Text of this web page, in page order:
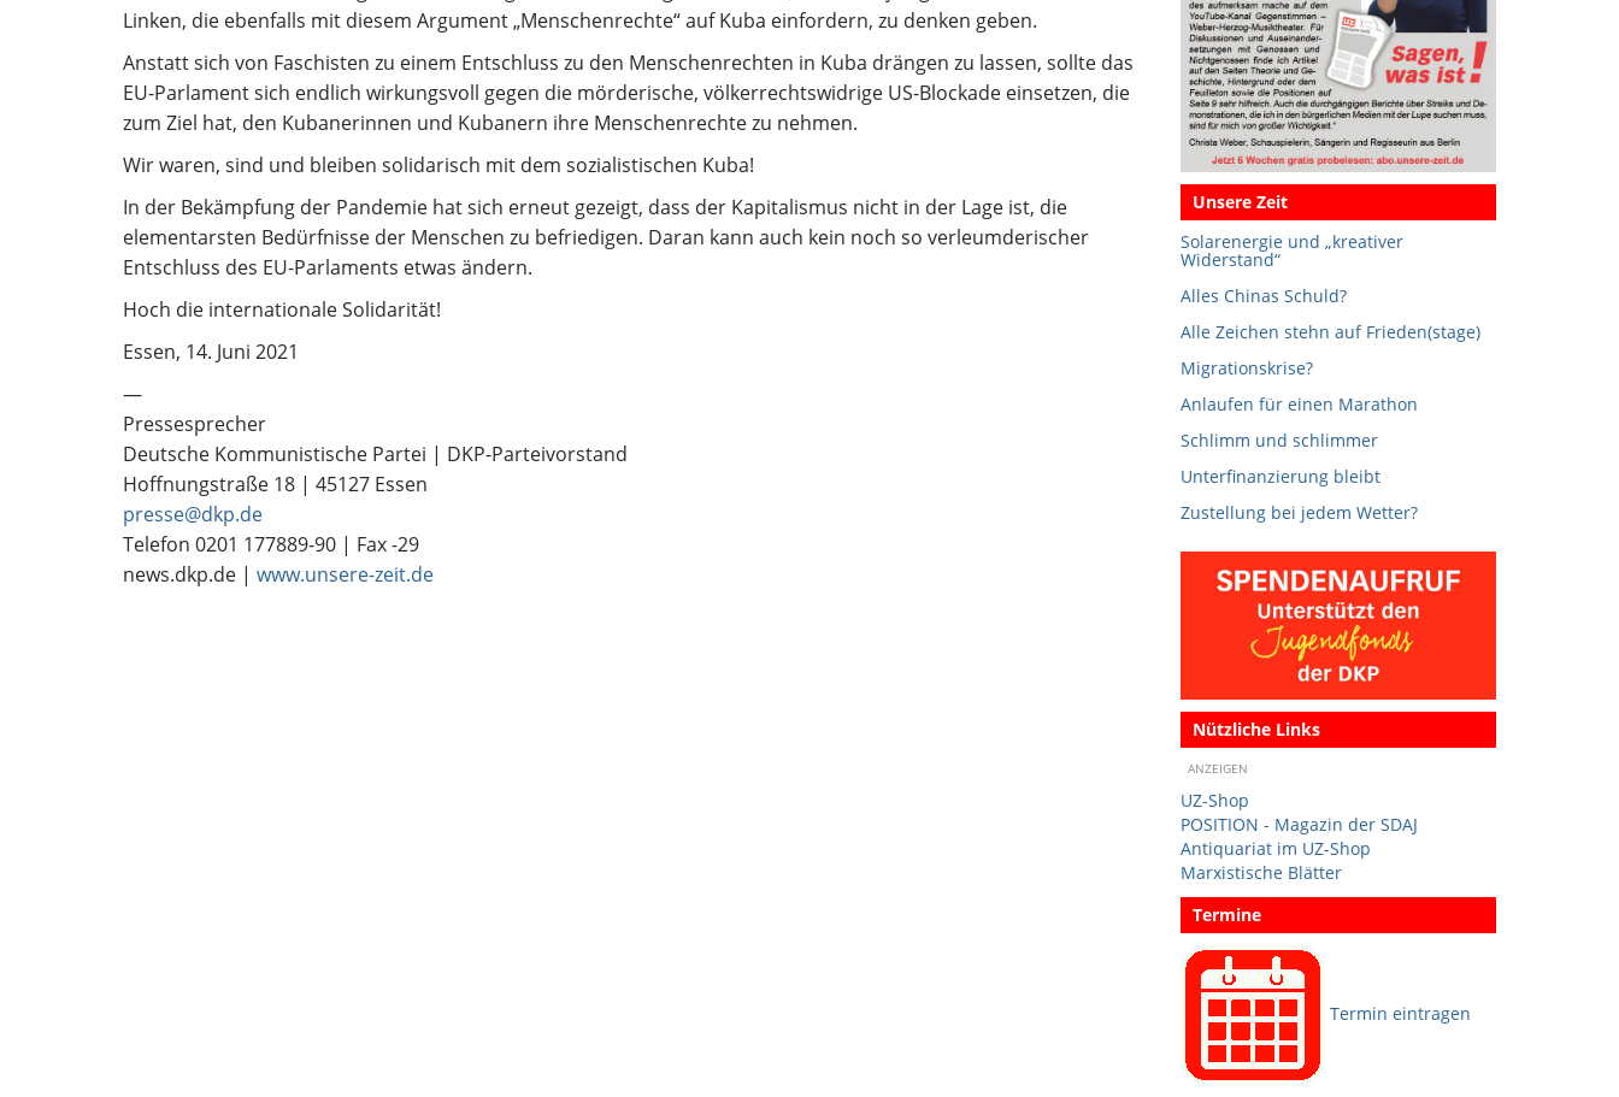
Linken, die ebenfalls mit diesem Argument „Menschenrechte“ auf Kuba einfordern, zu denken geben.
Anstatt sich von Faschisten zu einem Entschluss zu den Menschenrechten in Kuba drängen zu lassen, sollte das
EU-Parlament sich endlich wirkungsvoll gegen die mörderische, völkerrechtswidrige US-Blockade einsetzen, die
zum Ziel hat, den Kubanerinnen und Kubanern ihre Menschenrechte zu nehmen.
Wir waren, sind und bleiben solidarisch mit dem sozialistischen Kuba!
In der Bekämpfung der Pandemie hat sich erneut gezeigt, dass der Kapitalismus nicht in der Lage ist, die
elementarsten Bedürfnisse der Menschen zu befriedigen. Daran kann auch kein noch so verleumderischer
Entschluss des EU-Parlaments etwas ändern.
Hoch die internationale Solidarität!
Essen, 14. Juni 2021
—
Pressesprecher
Deutsche Kommunistische Partei | DKP-Parteivorstand
Hoffnungstraße 18 | 45127 Essen
presse@dkp.de
Telefon 0201 177889-90 | Fax -29
news.dkp.de | www.unsere-zeit.de
Unsere Zeit
Solarenergie und „kreativer
Widerstand“
Alles Chinas Schuld?
Alle Zeichen stehn auf Frieden(stage)
Migrationskrise?
Anlaufen für einen Marathon
Schlimm und schlimmer
Unterfinanzierung bleibt
Zustellung bei jedem Wetter?
Nützliche Links
ANZEIGEN
UZ-Shop
POSITION - Magazin der SDAJ
Antiquariat im UZ-Shop
Marxistische Blätter
Termine
Termin eintragen